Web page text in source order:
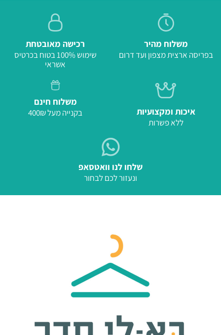
משלוח מהיר
בפריסה ארצית מצפון ועד דרום
רכישה מאובטחת
שימוש 100% בטוח בכרטיס
אשראי
איכות ומקצועיות
ללא פשרות
משלוח חינם
בקנייה מעל 400₪
שלחו לנו וואטסאפ
ונעזור לכם לבחור